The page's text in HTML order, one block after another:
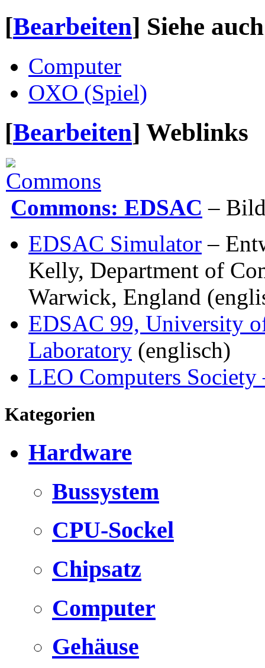
[Bearbeiten] Siehe auch
Computer
OXO (Spiel)
[Bearbeiten] Weblinks
Commons: EDSAC –
EDSAC Simulator –
Kelly, Department of
Warwick, England
EDSAC 99, University
Laboratory (englisch)
LEO Computers
Kategorien
Hardware
Bussystem
CPU-Sockel
Chipsatz
Computer
Gehäuse